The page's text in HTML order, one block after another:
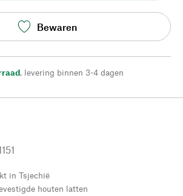
Bewaren
, levering binnen 3-4 dagen
in Tsjechië
houten latten